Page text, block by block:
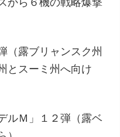
（露ブリャンスク州
とスーミ州へ向け
ルＭ」１２弾（露ベ